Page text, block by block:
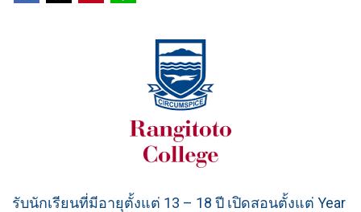
รับนักเรียนที่มีอายุตั้งแต่ 13 – 18 ปี เปิดสอนตั้งแต่ Year